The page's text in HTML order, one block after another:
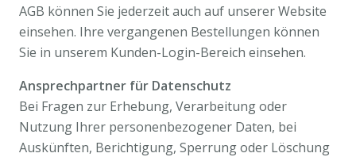
AGB können Sie jederzeit auch auf unserer Website
einsehen. Ihre vergangenen Bestellungen können
Sie in unserem Kunden-Login-Bereich einsehen.
Ansprechpartner für Datenschutz
Bei Fragen zur Erhebung, Verarbeitung oder
Nutzung Ihrer personenbezogener Daten, bei
Auskünften, Berichtigung, Sperrung oder Löschung